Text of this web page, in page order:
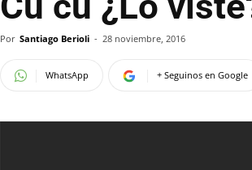
Por Santiago Berioli - 28 noviembre, 2016
WhatsApp + Seguinos en Google